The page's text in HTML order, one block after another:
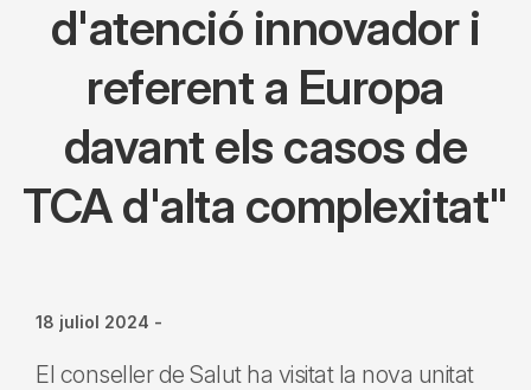
d'atenció innovador i
referent a Europa
davant els casos de
TCA d'alta complexitat"
18 juliol 2024 -
El conseller de Salut ha visitat la nova unitat